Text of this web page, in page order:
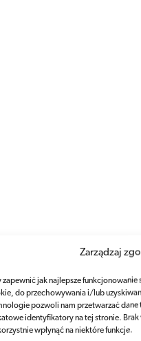
Zarządzaj
zapewnić jak najlepsze
do przechowywania i/lub
pozwoli nam przetwarzać
identyfikatory na tej stronie.
wpłynąć na niektóre funkcje.